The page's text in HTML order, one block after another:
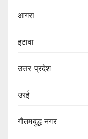
आगरा
इटावा
उत्तर प्रदेश
उरई
गौतमबुद्ध नगर